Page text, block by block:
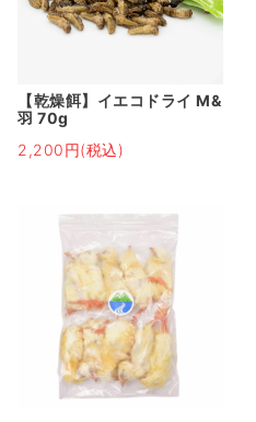
【乾燥餌】イエコドライ M&
羽 70g
2,200円(税込)